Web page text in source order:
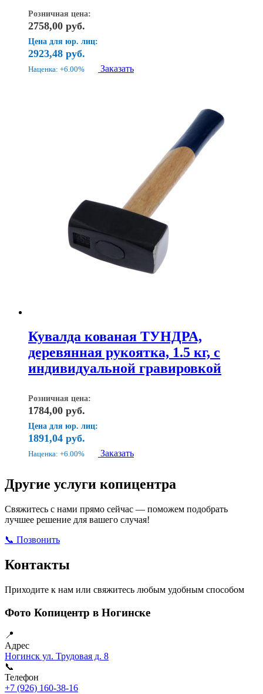
Розничная цена:
2758,00 руб.
Цена для юр. лиц:
2923,48 руб.
Наценка: +6.00% Заказать
Кувалда кованая ТУНДРА,
деревянная рукоятка, 1.5 кг, с
индивидуальной гравировкой
Розничная цена:
1784,00 руб.
Цена для юр. лиц:
1891,04 руб.
Наценка: +6.00% Заказать
Другие услуги копицентра
Свяжитесь с нами прямо сейчас — поможем подобрать
лучшее решение для вашего случая!
📞 Позвонить
Контакты
Приходите к нам или свяжитесь любым удобным способом
Фото Копицентр в Ногинске
📍
Адрес
Ногинск ул. Трудовая д. 8
📞
Телефон
+7 (926) 160-38-16